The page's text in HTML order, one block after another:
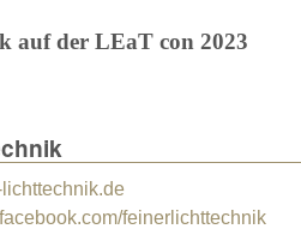
auf der LEaT con 2023
feinerlichttechnik